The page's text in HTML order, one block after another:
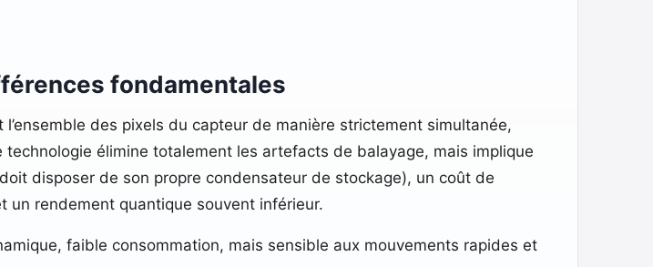
fondamentales
des pixels du capteur de manière strictement simultanée,
élimine totalement les artefacts de balayage, mais implique
disposer de son propre condensateur de stockage), un coût de
rendement quantique souvent inférieur.
faible consommation, mais sensible aux mouvements rapides et